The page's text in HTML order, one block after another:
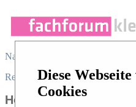
Navigation
Register /Login|Desktop view
Hottest Topics
Diese
Cookies